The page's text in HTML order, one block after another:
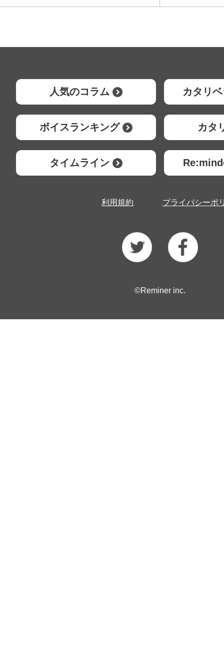
人気のコラム カタリ
ボイスランキング カタ
タイムライン
利用規約 プライバシーポ
©Reminer inc.